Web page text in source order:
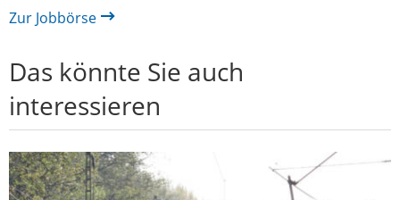
Zur Jobbörse
Das könnte Sie auch
interessieren